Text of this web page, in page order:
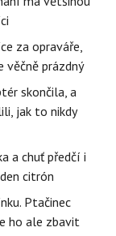
za opraváře,
věčně prázdný
skončila, a
jak to nikdy
a chuť předčí i
citrón
Ptačinec
ho ale zbavit